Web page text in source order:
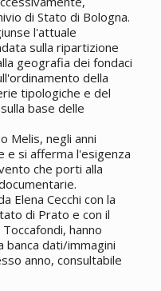
di Stato di Bologna.
l'attuale
sulla ripartizione
geografia dei fondaci
della
tipologiche e del
base delle
Melis, negli anni
e si afferma l'esigenza
che porti alla
Elena Cecchi con la
di Prato e con il
hanno
banca dati/immagini
anno, consultabile